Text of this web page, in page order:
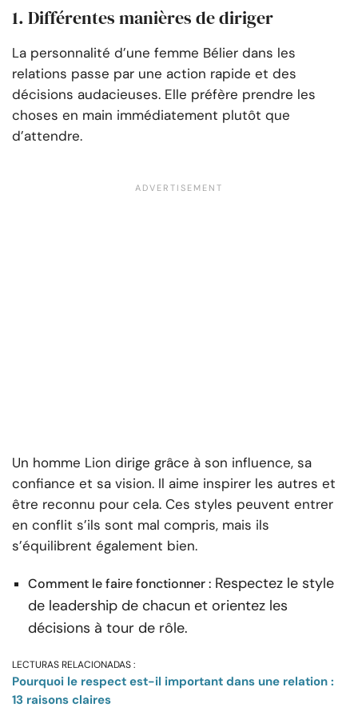
1. Différentes manières de diriger
La personnalité d’une femme Bélier dans les
relations passe par une action rapide et des
décisions audacieuses. Elle préfère prendre les
choses en main immédiatement plutôt que
d’attendre.
Un homme Lion dirige grâce à son influence, sa
confiance et sa vision. Il aime inspirer les autres et
être reconnu pour cela. Ces styles peuvent entrer
en conflit s’ils sont mal compris, mais ils
s’équilibrent également bien.
Comment le faire fonctionner : Respectez le style
de leadership de chacun et orientez les
décisions à tour de rôle.
LECTURAS RELACIONADAS :
Pourquoi le respect est-il important dans une relation :
13 raisons claires